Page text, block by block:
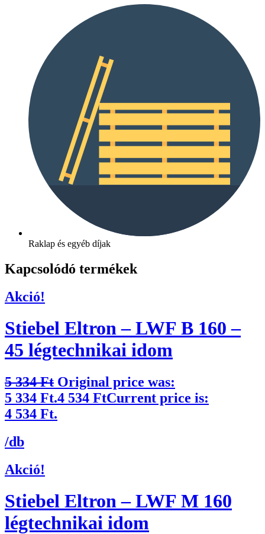
Raklap és egyéb díjak
Kapcsolódó termékek
Akció!
Stiebel Eltron – LWF B 160 –
45 légtechnikai idom
5 334Ft Original price was:
5 334 Ft.4 534 FtCurrent price is:
4 534 Ft.
/db
Akció!
Stiebel Eltron – LWF M 160
légtechnikai idom